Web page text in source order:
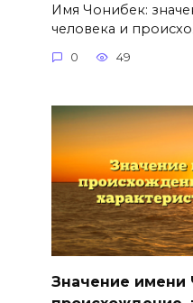
Имя Чонибек:
человека и
0 49
Значение имени